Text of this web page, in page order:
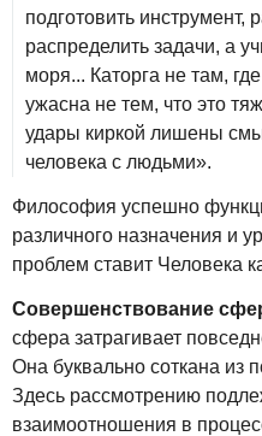
подготовить инструмент,
распределить задачи, а
моря... Каторга не там,
ужасна не тем, что это
удары киркой лишены
человека с людьми».
Философия успешно
различного назначения и
проблем ставит Человека
Совершенствование
сфера затрагивает
Она буквально соткана из
Здесь рассмотрению
взаимоотношения в